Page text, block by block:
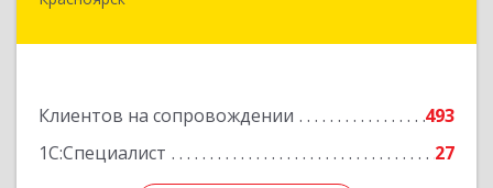
Клиентов на сопровождении
493
1С:Специалист
27